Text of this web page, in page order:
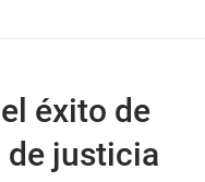
éxito de
de justicia